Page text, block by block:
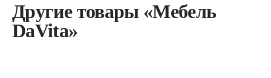
Другие товары «Мебель
DaVita»